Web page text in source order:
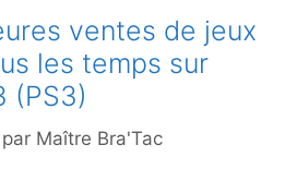
ventes de jeux
les temps sur
(PS3)
par Maître Bra'Tac